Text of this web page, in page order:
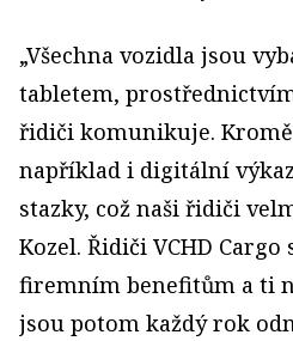
„Všechna vozidla jsou
tabletem,
řidiči komunikuje.
například i digitální
stazky, což naši řidiči
Kozel. Řidiči VCHD
firemním benefitům a ti
jsou potom každý rok